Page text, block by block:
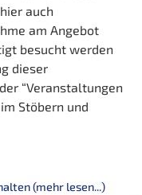
auch
am Angebot
besucht werden
dieser
“Veranstaltungen
Stöbern und
(mehr lesen...)